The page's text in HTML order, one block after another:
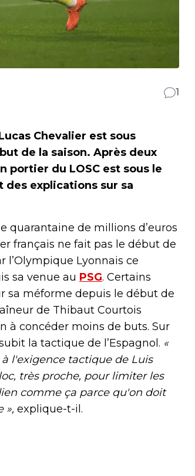
1
Chevalier est sous
de la saison. Après deux
portier du LOSC est sous le
explications sur sa
quarantaine de millions d’euros
français ne fait pas le début de
l’Olympique Lyonnais ce
sa venue au PSG. Certains
sa méforme depuis le début de
de Thibaut Courtois
à concéder moins de buts. Sur
la tactique de l’Espagnol. «
l'exigence tactique de Luis
très proche, pour limiter les
comme ça parce qu'on doit
», explique-t-il.